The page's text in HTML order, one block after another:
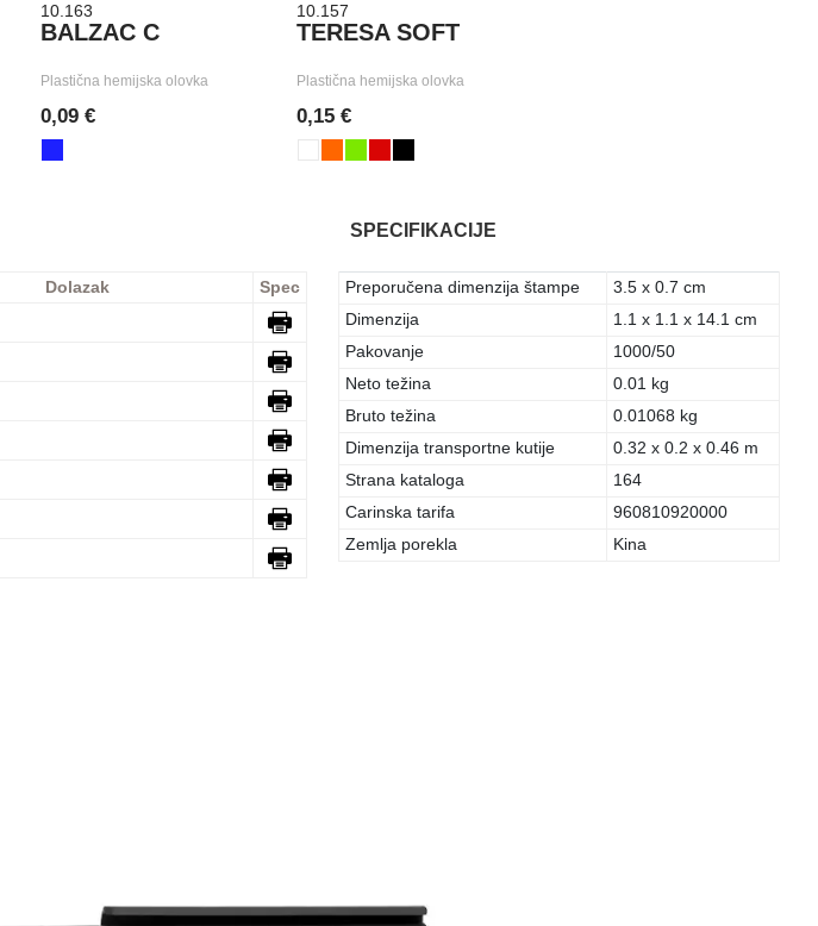
10.163
BALZAC C
Plastična hemijska olovka
0,09 €
10.157
TERESA SOFT
Plastična hemijska olovka
0,15 €
Dolazak
Spec
SPECIFIKACIJE
Preporučena dimenzija štampe
3.5 x 0.7 cm
Dimenzija
1.1 x 1.1 x 14.1 cm
Pakovanje
1000/50
Neto težina
0.01 kg
Bruto težina
0.01068 kg
Dimenzija transportne kutije
0.32 x 0.2 x 0.46 m
Strana kataloga
164
Carinska tarifa
960810920000
Zemlja porekla
Kina